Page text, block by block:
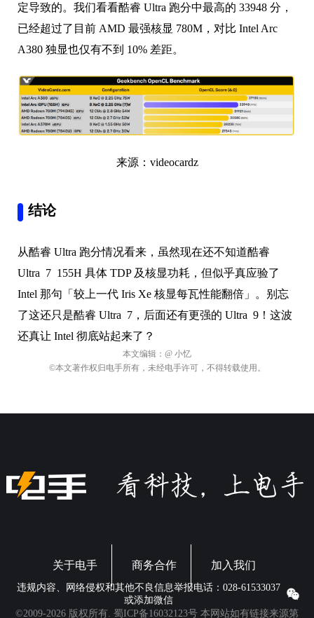
定导致的。我们看看酷睿 Ultra 跑分中最高的 33948 分，
已经超过了目前 AMD 最强核显 780M，对比 Intel Arc
A380 独显也仅有不到 10% 差距。
来源：videocardz
结论
从酷睿 Ultra 跑分情况看来，虽然现在还不知道酷睿
Ultra 7 155H 具体 TDP 及核显功耗，但似乎真应验了
Intel 那句「较上一代 Iris Xe 核显每瓦性能翻倍」。别忘
了这还只是酷睿 Ultra 7，后面还有更强的 Ultra 9！这波
还真让 Intel 彻底站起来了？
本文编辑： @ 小忆
©本文著作权归电手所有，未经电手许可，不得转载使用。
关于电手 商务合作 加入我们
违规内容、网络侵权和其他不良信息举报电话：028-61533037
或添加微信
©2009-2026 版权所有. 蜀ICP备16032123号 本网站如有链接来源第